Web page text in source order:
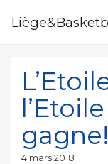
gagne!
Publié
4 mars 2018